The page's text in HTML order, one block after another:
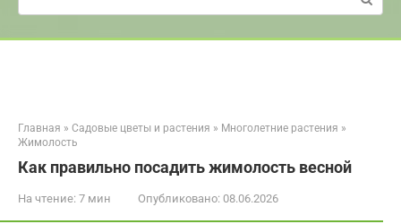
Главная » Садовые цветы и растения » Многолетние растения »
Жимолость
Как правильно посадить жимолость весной
На чтение: 7 мин Опубликовано: 08.06.2026